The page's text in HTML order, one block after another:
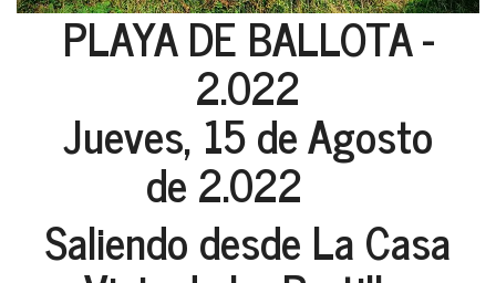
PLAYA DE BALLOTA -
2.022
Jueves, 15 de Agosto
de 2.022
Saliendo desde La Casa